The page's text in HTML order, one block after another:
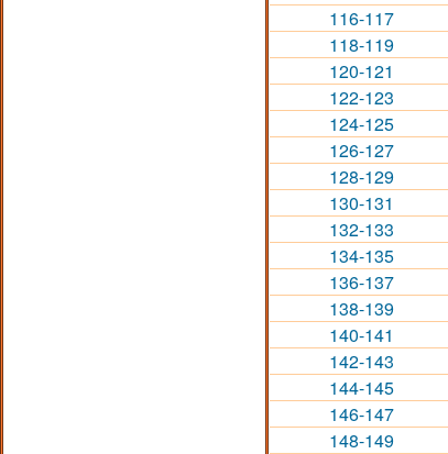
116-117
118-119
120-121
122-123
124-125
126-127
128-129
130-131
132-133
134-135
136-137
138-139
140-141
142-143
144-145
146-147
148-149